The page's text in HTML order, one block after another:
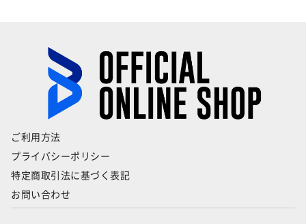
ご利用方法
プライバシーポリシー
特定商取引法に基づく表記
お問い合わせ